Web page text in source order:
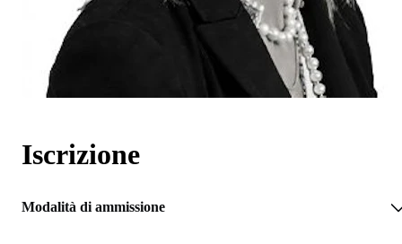
Iscrizione
Modalità di ammissione